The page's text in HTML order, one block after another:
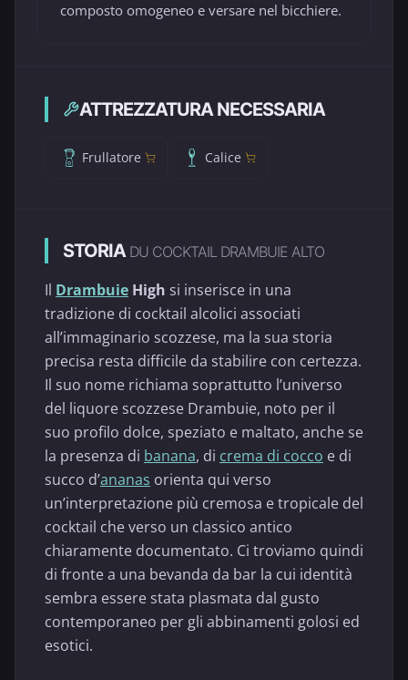
composto omogeneo e versare nel bicchiere.
ATTREZZATURA NECESSARIA
Frullatore Calice
STORIA DU COCKTAIL DRAMBUIE ALTO
Il Drambuie High si inserisce in una
tradizione di cocktail alcolici associati
all’immaginario scozzese, ma la sua storia
precisa resta difficile da stabilire con certezza.
Il suo nome richiama soprattutto l’universo
del liquore scozzese Drambuie, noto per il
suo profilo dolce, speziato e maltato, anche se
la presenza di banana, di crema di cocco e di
succo d’ananas orienta qui verso
un’interpretazione più cremosa e tropicale del
cocktail che verso un classico antico
chiaramente documentato. Ci troviamo quindi
di fronte a una bevanda da bar la cui identità
sembra essere stata plasmata dal gusto
contemporaneo per gli abbinamenti golosi ed
esotici.